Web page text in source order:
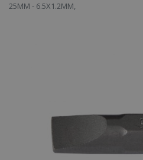
25MM - 6.5X1.2MM,